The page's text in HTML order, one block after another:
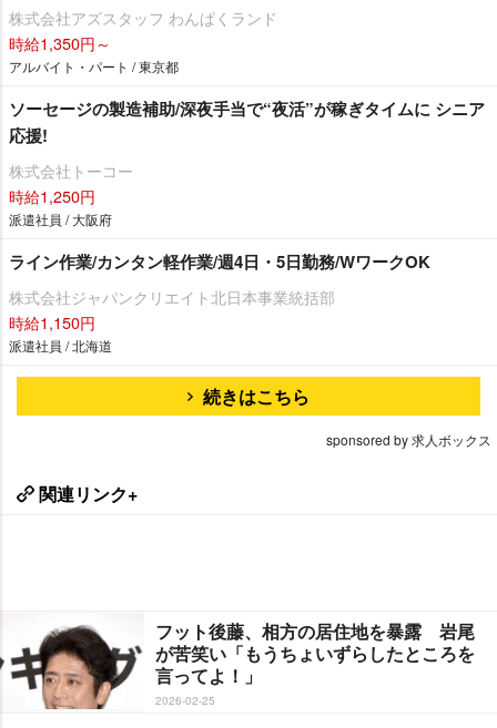
株式会社アズスタッフ わんぱくランド
時給1,350円～
アルバイト・パート / 東京都
ソーセージの製造補助/深夜手当で“夜活”が稼ぎタイムに シニア
応援!
株式会社トーコー
時給1,250円
派遣社員 / 大阪府
ライン作業/カンタン軽作業/週4日・5日勤務/WワークOK
株式会社ジャパンクリエイト北日本事業統括部
時給1,150円
派遣社員 / 北海道
続きはこちら
sponsored by 求人ボックス
関連リンク+
フット後藤、相方の居住地を暴露 岩尾
が苦笑い「もうちょいずらしたところを
言ってよ！」
2026-02-25